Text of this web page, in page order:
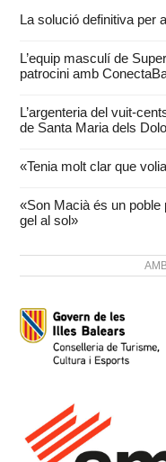
La solució definitiva per
L’equip masculí de
patrocini amb
L’argenteria del vuit-
de Santa Maria dels
«Tenia molt clar que
«Son Macià és un
gel al sol»